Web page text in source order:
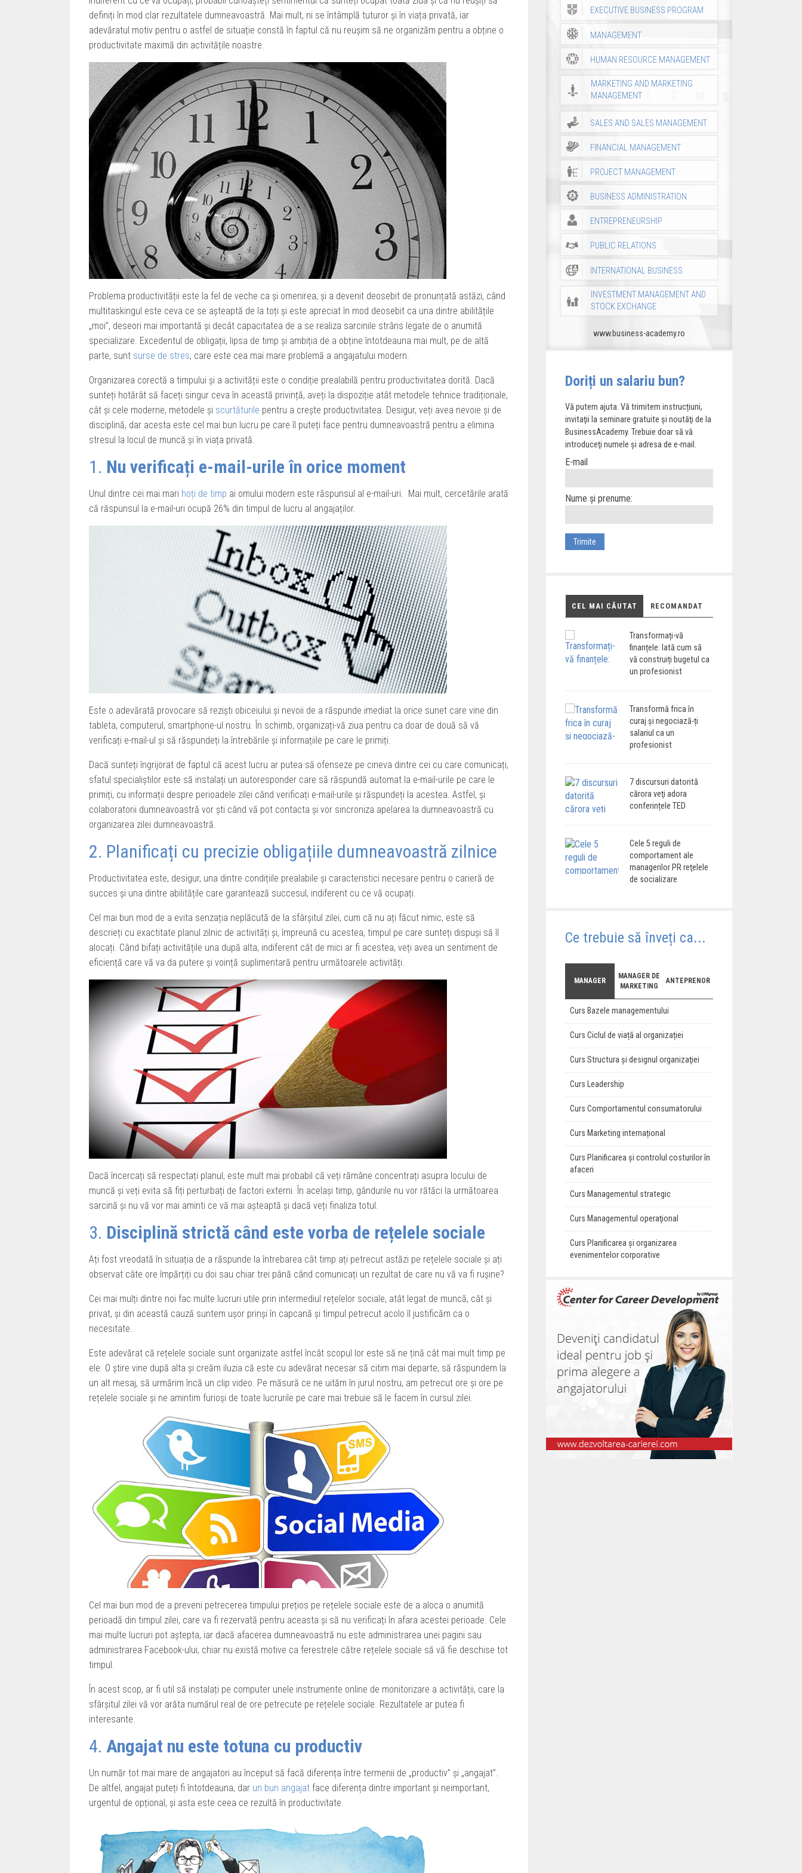
definiți în mod clar rezultatele dumneavoastră. Mai mult, ni se întâmplă tuturor și în viața privată, iar
adevăratul motiv pentru o astfel de situație constă în faptul că nu reușim să ne organizăm pentru a obține o
productivitate maximă din activitățile noastre.
Problema productivității este la fel de veche ca și omenirea, și a devenit deosebit de pronunțată astăzi, când
multitaskingul este ceva ce se așteaptă de la toți și este apreciat în mod deosebit ca una dintre abilitățile
„moi”, deseori mai importantă și decât capacitatea de a se realiza sarcinile strâns legate de o anumită
specializare. Excedentul de obligații, lipsa de timp și ambiția de a obține întotdeauna mai mult, pe de altă
parte, sunt surse de stres, care este cea mai mare problemă a angajatului modern.
Organizarea corectă a timpului și a activității este o condiție prealabilă pentru productivitatea dorită. Dacă
sunteți hotărât să faceți singur ceva în această privință, aveți la dispoziție atât metodele tehnice tradiționale,
cât și cele moderne, metodele și scurtăturile pentru a crește productivitatea. Desigur, veți avea nevoie și de
disciplină, dar acesta este cel mai bun lucru pe care îl puteți face pentru dumneavoastră pentru a elimina
stresul la locul de muncă și în viața privată.
1. Nu verificați e-mail-urile în orice moment
Unul dintre cei mai mari hoți de timp ai omului modern este răspunsul al e-mail-uri. Mai mult, cercetările arată
că răspunsul la e-mail-uri ocupă 26% din timpul de lucru al angajaților.
Este o adevărată provocare să reziști obiceiului și nevoii de a răspunde imediat la orice sunet care vine din
tableta, computerul, smartphone-ul nostru. În schimb, organizați-vă ziua pentru ca doar de două să vă
verificați e-mail-ul și să răspundeți la întrebările și informațiile pe care le primiți.
Dacă sunteți îngrijorat de faptul că acest lucru ar putea să ofenseze pe cineva dintre cei cu care comunicați,
sfatul specialiștilor este să instalați un autoresponder care să răspundă automat la e-mail-urile pe care le
primiți, cu informații despre perioadele zilei când verificați e-mail-urile și răspundeți la acestea. Astfel, și
colaboratorii dumneavoastră vor ști când vă pot contacta și vor sincroniza apelarea la dumneavoastră cu
organizarea zilei dumneavoastră.
2. Planificați cu precizie obligațiile dumneavoastră zilnice
Productivitatea este, desigur, una dintre condițiile prealabile și caracteristici necesare pentru o carieră de
succes și una dintre abilitățile care garantează succesul, indiferent cu ce vă ocupați.
Cel mai bun mod de a evita senzația neplăcută de la sfârșitul zilei, cum că nu ați făcut nimic, este să
descrieți cu exactitate planul zilnic de activități și, împreună cu acestea, timpul pe care sunteți dispuși să îl
alocați. Când bifați activitățile una după alta, indiferent cât de mici ar fi acestea, veți avea un sentiment de
eficiență care vă va da putere și voință suplimentară pentru următoarele activități.
Dacă încercați să respectați planul, este mult mai probabil că veți rămâne concentrați asupra locului de
muncă și veți evita să fiți perturbați de factori externi. În același timp, gândurile nu vor rătăci la următoarea
sarcină și nu vă vor mai aminti ce vă mai așteaptă și dacă veți finaliza totul.
3. Disciplină strictă când este vorba de rețelele sociale
Ați fost vreodată în situația de a răspunde la întrebarea cât timp ați petrecut astăzi pe rețelele sociale și ați
observat câte ore împărțiți cu doi sau chiar trei până când comunicați un rezultat de care nu vă va fi rușine?
Cei mai mulți dintre noi fac multe lucruri utile prin intermediul rețelelor sociale, atât legat de muncă, cât și
privat, și din această cauză suntem ușor prinși în capcană și timpul petrecut acolo îl justificăm ca o
necesitate.
Este adevărat că rețelele sociale sunt organizate astfel încât scopul lor este să ne țină cât mai mult timp pe
ele. O știre vine după alta și creăm iluzia că este cu adevărat necesar să citim mai departe, să răspundem la
un alt mesaj, să urmărim încă un clip video. Pe măsură ce ne uităm în jurul nostru, am petrecut ore și ore pe
rețelele sociale și ne amintim furioși de toate lucrurile pe care mai trebuie să le facem în cursul zilei.
Cel mai bun mod de a preveni petrecerea timpului prețios pe rețelele sociale este de a aloca o anumită
perioadă din timpul zilei, care va fi rezervată pentru aceasta și să nu verificați în afara acestei perioade. Cele
mai multe lucruri pot aștepta, iar dacă afacerea dumneavoastră nu este administrarea unei pagini sau
administrarea Facebook-ului, chiar nu există motive ca ferestrele către rețelele sociale să vă fie deschise tot
timpul.
În acest scop, ar fi util să instalați pe computer unele instrumente online de monitorizare a activității, care la
sfârșitul zilei vă vor arăta numărul real de ore petrecute pe rețelele sociale. Rezultatele ar putea fi
interesante.
4. Angajat nu este totuna cu productiv
Un număr tot mai mare de angajatori au început să facă diferența între termenii de „productiv” și „angajat”.
De altfel, angajat puteți fi întotdeauna, dar un bun angajat face diferența dintre important și neimportant,
urgentul de opțional, și asta este ceea ce rezultă în productivitate.
EXECUTIVE BUSINESS PROGRAM
MANAGEMENT
HUMAN RESOURCE MANAGEMENT
MARKETING AND MARKETING
MANAGEMENT
SALES AND SALES MANAGEMENT
FINANCIAL MANAGEMENT
PROJECT MANAGEMENT
BUSINESS ADMINISTRATION
ENTREPRENEURSHIP
PUBLIC RELATIONS
INTERNATIONAL BUSINESS
INVESTMENT MANAGEMENT AND
STOCK EXCHANGE
www.business-academy.ro
Doriți un salariu bun?
Vă putem ajuta. Vă trimitem instrucțiuni,
invitaţii la seminare gratuite şi noutăţi de la
BusinessAcademy. Trebuie doar să vă
introduceţi numele și adresa de e-mail.
E-mail
Nume și prenume:
CEL MAI CĂUTAT RECOMANDAT
Transformați-vă
finanțele: Iată cum să
vă construiți bugetul ca
un profesionist
Transformă frica în
curaj și negociază-ți
salariul ca un
profesionist
7 discursuri datorită
cărora veţi adora
conferințele TED
Cele 5 reguli de
comportament ale
managerilor PR reţelele
de socializare
Ce trebuie să înveți ca...
MANAGER
MANAGER DE
MARKETING
ANTEPRENOR
Curs Bazele managementului
Curs Ciclul de viață al organizației
Curs Structura şi designul organizaţiei
Curs Leadership
Curs Comportamentul consumatorului
Curs Marketing internațional
Curs Planificarea și controlul costurilor în
afaceri
Curs Managementul strategic
Curs Managementul operaţional
Curs Planificarea și organizarea
evenimentelor corporative